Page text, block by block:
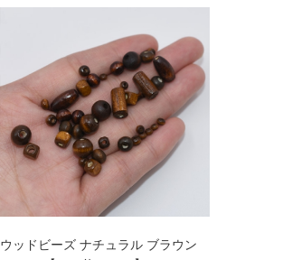
ウッドビーズ ナチュラル ブラウン